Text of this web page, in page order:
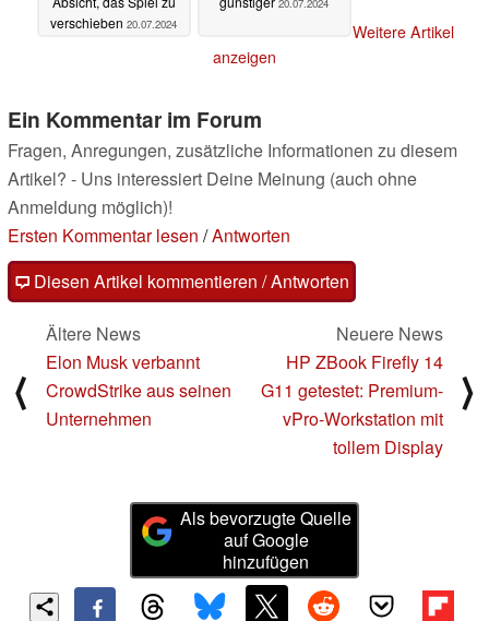
verschieben 20.07.2024
20.07.2024
Weitere Artikel
anzeigen
Ein Kommentar im Forum
Fragen, Anregungen, zusätzliche Informationen zu diesem
Artikel? - Uns interessiert Deine Meinung (auch ohne
Anmeldung möglich)!
Ersten Kommentar lesen /Antworten
Diesen Artikel kommentieren / Antworten
⟨
Ältere News
Elon Musk verbannt
CrowdStrike aus seinen
Unternehmen
Neuere News
HP ZBook Firefly 14
G11 getestet: Premium-
vPro-Workstation mit
tollem Display
⟩
Als bevorzugte Quelle
auf Google
hinzufügen